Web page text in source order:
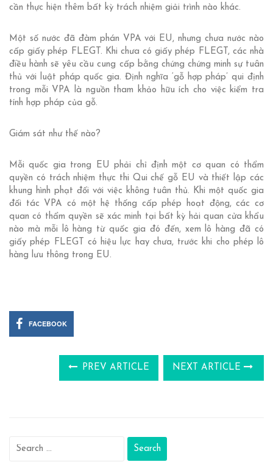
cần thực hiện thêm bất kỳ trách nhiệm giải trình nào khác.
Một số nước đã đàm phán VPA với EU, nhưng chưa nước nào
cấp giấy phép FLEGT. Khi chưa có giấy phép FLEGT, các nhà
điều hành sẽ yêu cầu cung cấp bằng chứng chứng minh sự tuân
thủ với luật pháp quốc gia. Định nghĩa ‘gỗ hợp pháp’ qui định
trong mỗi VPA là nguồn tham khảo hữu ích cho việc kiểm tra
tính hợp pháp của gỗ.
Giám sát như thế nào?
Mỗi quốc gia trong EU phải chỉ định một cơ quan có thẩm
quyền có trách nhiệm thực thi Qui chế gỗ EU và thiết lập các
khung hình phạt đối với việc không tuân thủ. Khi một quốc gia
đối tác VPA có một hệ thống cấp phép hoạt động, các cơ
quan có thẩm quyền sẽ xác minh tại bất kỳ hải quan cửa khẩu
nào mà mỗi lô hàng từ quốc gia đó đến, xem lô hàng đã có
giấy phép FLEGT có hiệu lực hay chưa, trước khi cho phép lô
hàng lưu thông trong EU.
FACEBOOK
PREV ARTICLE NEXT ARTICLE